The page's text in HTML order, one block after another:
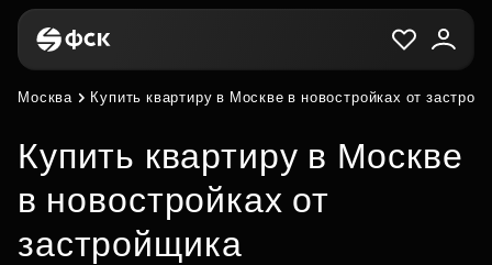
Москва Купить квартиру в Москве в новостройках от
Купить квартиру в Москве
в новостройках от
застройщика